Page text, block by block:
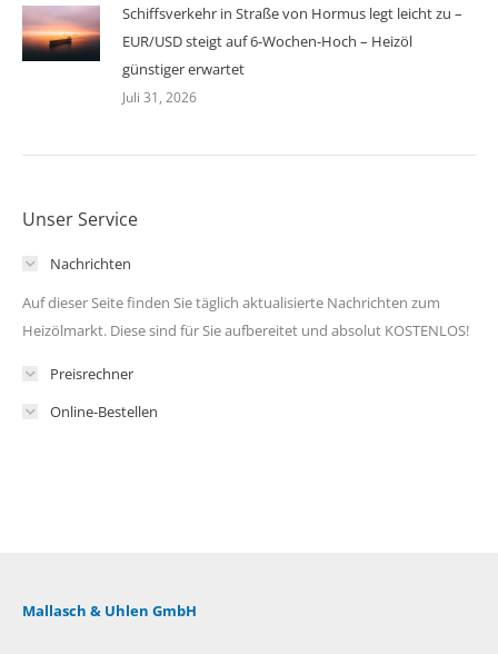
Schiffsverkehr in Straße von Hormus legt leicht zu –
EUR/USD steigt auf 6-Wochen-Hoch – Heizöl
günstiger erwartet
Juli 31, 2026
Unser Service
Nachrichten
Auf dieser Seite finden Sie täglich aktualisierte Nachrichten zum
Heizölmarkt. Diese sind für Sie aufbereitet und absolut KOSTENLOS!
Preisrechner
Online-Bestellen
Mallasch & Uhlen GmbH